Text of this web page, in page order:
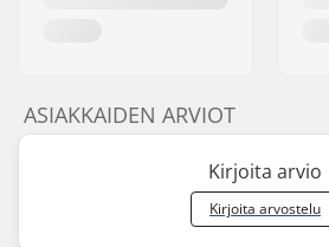
ASIAKKAIDEN ARVIOT
Kirjoita arvio
Kirjoita arvostelu